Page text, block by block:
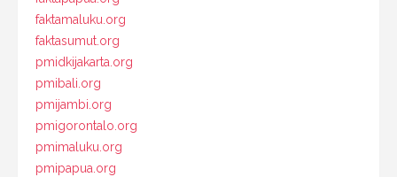
faktamaluku.org
faktasumut.org
pmidkijakarta.org
pmibali.org
pmijambi.org
pmigorontalo.org
pmimaluku.org
pmipapua.org